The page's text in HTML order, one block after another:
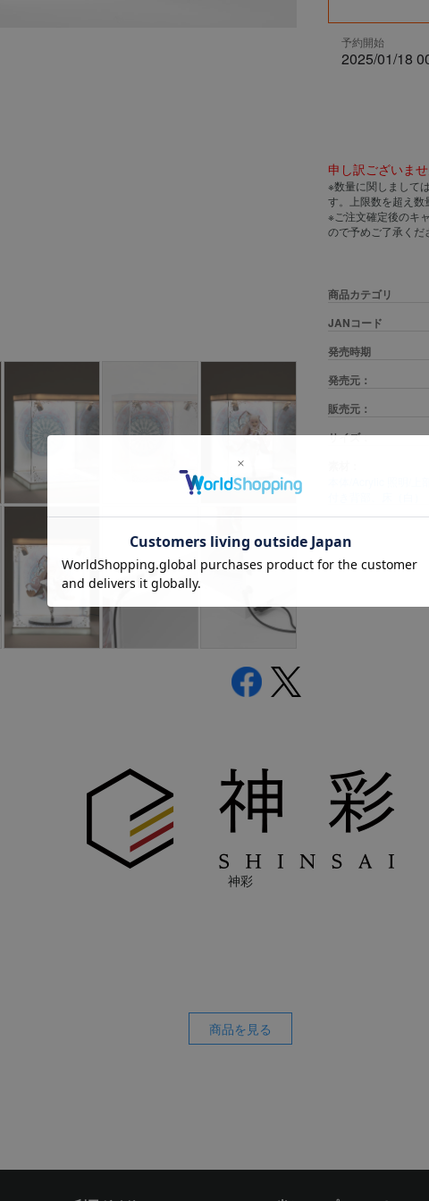
予約開始
2025/01/18
申し訳ございま
※数量に関しましては
す。上限数を超え数
※ご注文確定後のキ
ので予めご了承くだ
商品カテゴリ
JANコード
発売時期
発売元：
販売元：
サイズ：
本体/Acrylic 照明/
神彩
商品を見る